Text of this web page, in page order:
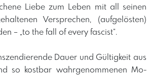
Liebe zum Leben mit all seinen
Versprechen, (aufgelösten)
– „to the fall of every fascist“.
Dauer und Gültigkeit aus
so kostbar wahrgenommenen Mo-